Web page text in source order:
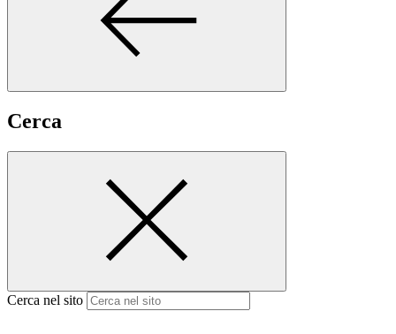
Cerca
Cerca nel sito